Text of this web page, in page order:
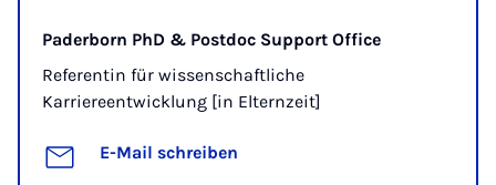
Paderborn PhD & Postdoc Support Office
Referentin für wissenschaftliche
Karriereentwicklung [in Elternzeit]
E-Mail schreiben